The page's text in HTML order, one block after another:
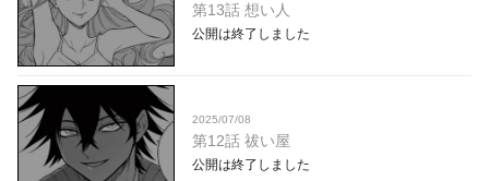
第13話 想い人
公開は終了しました
2025/07/08
第12話 祓い屋
公開は終了しました